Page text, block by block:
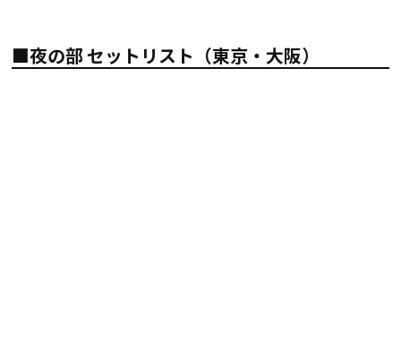
■夜の部 セットリスト（東京・大阪）